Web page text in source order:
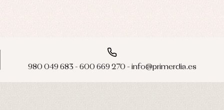
980 049 683 - 600 669 270 - info@primerdia.es